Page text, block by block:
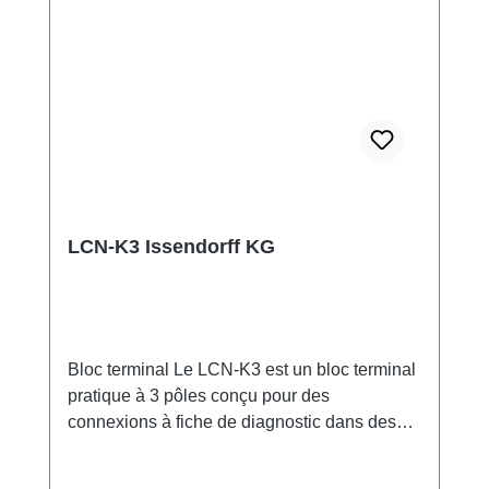
LCN-K3 Issendorff KG
Bloc terminal Le LCN-K3 est un bloc terminal
pratique à 3 pôles conçu pour des
connexions à fiche de diagnostic dans des